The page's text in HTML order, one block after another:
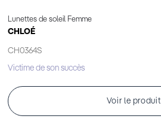
Lunettes de soleil Femme
CHLOÉ
CH0364S
Victime de son succès
Voir le produit